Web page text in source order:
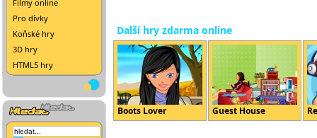
Filmy online
Pro dívky
Koňské hry
3D hry
HTML5 hry
Další hry zdarma online
Boots Lover Guest House